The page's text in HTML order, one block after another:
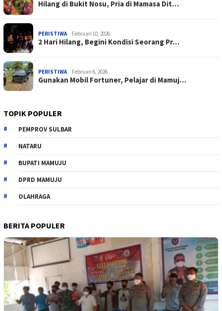
Hilang di Bukit Nosu, Pria di Mamasa Dit…
PERISTIWA Februari 10, 2026
2 Hari Hilang, Begini Kondisi Seorang Pr…
PERISTIWA Februari 6, 2026
Gunakan Mobil Fortuner, Pelajar di Mamuj…
TOPIK POPULER
PEMPROV SULBAR
NATARU
BUPATI MAMUJU
DPRD MAMUJU
OLAHRAGA
BERITA POPULER